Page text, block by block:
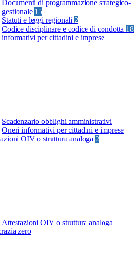
Documenti di programmazione strategico-
gestionale 15
Statuti e leggi regionali 2
Codice disciplinare e codice di condotta 18
informativi per cittadini e imprese
Scadenzario obblighi amministrativi
Oneri informativi per cittadini e imprese
OIV o struttura analoga 2
Attestazioni OIV o struttura analoga
zero